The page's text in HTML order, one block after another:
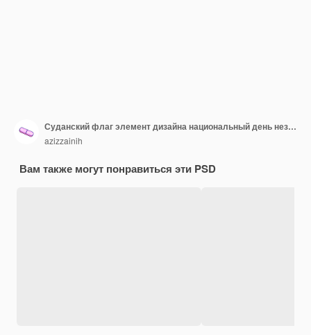
Суданский флаг элемент дизайна национальный день независимости баннер лента psd
azizzainih
Вам также могут понравиться эти PSD